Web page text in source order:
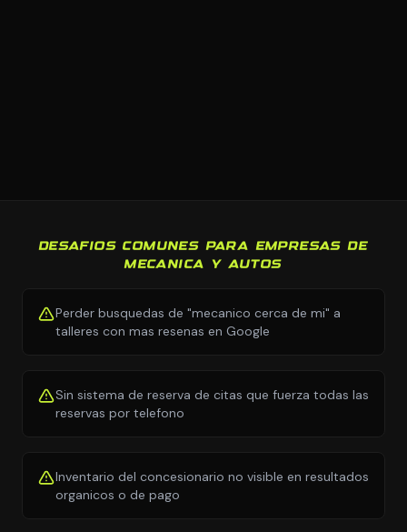
DESAFIOS COMUNES PARA EMPRESAS DE
MECANICA Y AUTOS
Perder busquedas de "mecanico cerca de mi" a
talleres con mas resenas en Google
Sin sistema de reserva de citas que fuerza todas las
reservas por telefono
Inventario del concesionario no visible en resultados
organicos o de pago